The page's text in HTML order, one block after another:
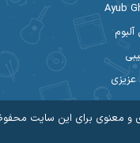
ارسی بند
اشکان
Ayub
و معنوی برای این سایت